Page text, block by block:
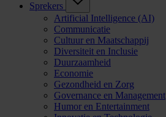
Sprekers
Artificial Intelligence (AI)
Communicatie
Cultuur en Maatschappij
Diversiteit en Inclusie
Duurzaamheid
Economie
Gezondheid en Zorg
Governance en Management
Humor en Entertainment